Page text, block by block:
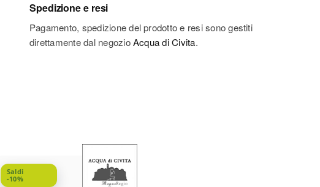
Spedizione e resi
Pagamento, spedizione del prodotto e resi sono gestiti
direttamente dal negozioAcqua di Civita.
Saldi
-10%